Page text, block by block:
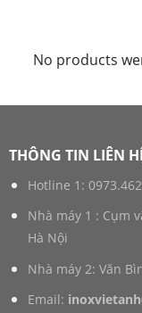
No products
THÔNG TIN LIÊN
Hotline 1:
Nhà máy 1 : Cụm
Hà Nội
Nhà máy 2: Văn
Email: